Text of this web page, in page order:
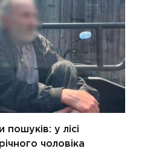
у лісі
чоловіка